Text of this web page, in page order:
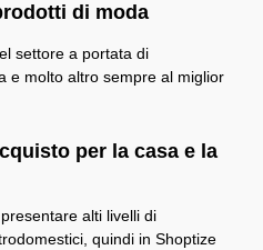
di moda
settore a portata di
e molto altro sempre al miglior
per la casa e la
alti livelli di
quindi in Shoptize